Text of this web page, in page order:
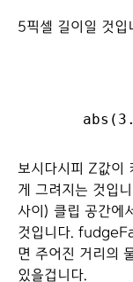
5픽셀 길이일 것
보시다시피 Z값이
게 그려지는 것입
사이) 클립 공간에
것입니다.
면 주어진 거리의
있을겁니다.